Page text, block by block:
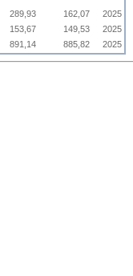
289,93 162,07 2025
153,67 149,53 2025
891,14 885,82 2025